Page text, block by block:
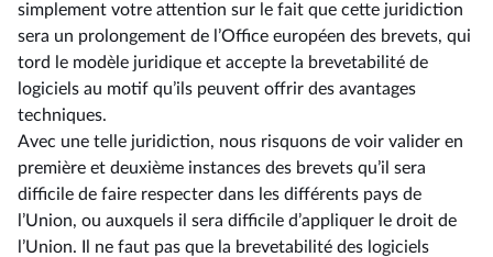
simplement votre attention sur le fait que cette juridiction
sera un prolongement de l’Office européen des brevets, qui
tord le modèle juridique et accepte la brevetabilité de
logiciels au motif qu’ils peuvent offrir des avantages
techniques.
Avec une telle juridiction, nous risquons de voir valider en
première et deuxième instances des brevets qu’il sera
difficile de faire respecter dans les différents pays de
l’Union, ou auxquels il sera difficile d’appliquer le droit de
l’Union. Il ne faut pas que la brevetabilité des logiciels